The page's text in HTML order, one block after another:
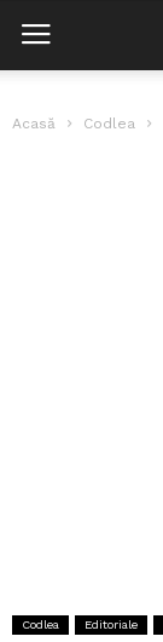
Acasă Codlea
Codlea Editoriale